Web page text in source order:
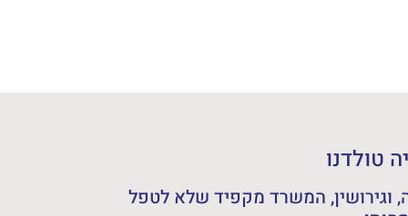
טולדנו
וגירושין, המשרד מקפיד שלא לטפל